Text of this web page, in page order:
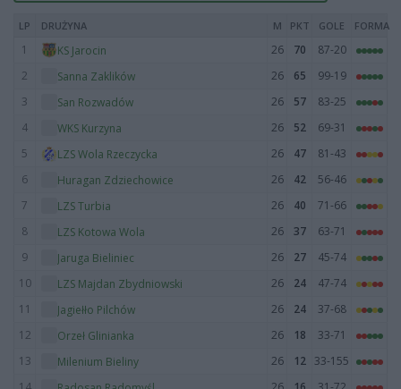
LP DRUŻYNA M PKT GOLE FORMA
1 KS Jarocin 26 70
87-20
2
Sanna Zaklików 26 65
99-19
3
San Rozwadów 26 57
83-25
4
WKS Kurzyna 26 52
69-31
5
LZS Wola Rzeczycka 26 47
81-43
6
Huragan Zdziechowice 26 42
56-46
7
LZS Turbia 26 40
71-66
8
LZS Kotowa Wola 26 37
63-71
9
Jaruga Bieliniec 26 27
45-74
10
LZS Majdan Zbydniowski 26 24
47-74
11
Jagiełło Pilchów 26 24
37-68
12
Orzeł Glinianka 26 18
33-71
13
Milenium Bieliny 26 12
33-155